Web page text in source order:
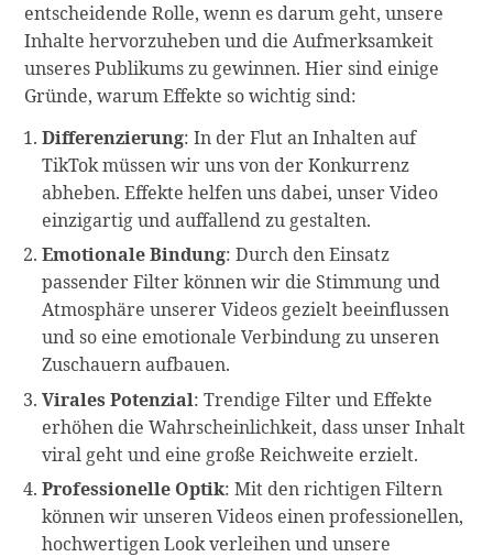
entscheidende Rolle, wenn es darum geht, unsere
Inhalte hervorzuheben und die Aufmerksamkeit
unseres Publikums zu gewinnen. Hier sind einige
Gründe, warum Effekte so wichtig sind:
Differenzierung: In der Flut an Inhalten auf
TikTok müssen wir uns von der Konkurrenz
abheben. Effekte helfen uns dabei, unser Video
einzigartig und auffallend zu gestalten.
Emotionale Bindung: Durch den Einsatz
passender Filter können wir die Stimmung und
Atmosphäre unserer Videos gezielt beeinflussen
und so eine emotionale Verbindung zu unseren
Zuschauern aufbauen.
Virales Potenzial: Trendige Filter und Effekte
erhöhen die Wahrscheinlichkeit, dass unser Inhalt
viral geht und eine große Reichweite erzielt.
Professionelle Optik: Mit den richtigen Filtern
können wir unseren Videos einen professionellen,
hochwertigen Look verleihen und unsere